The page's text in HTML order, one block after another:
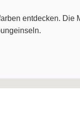
entdecken.